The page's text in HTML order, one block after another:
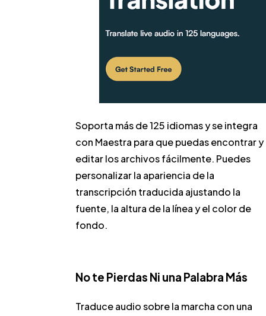
Soporta más de 125 idiomas y se integra
con Maestra para que puedas encontrar y
editar los archivos fácilmente. Puedes
personalizar la apariencia de la
transcripción traducida ajustando la
fuente, la altura de la línea y el color de
fondo.
No te Pierdas Ni una Palabra Más
Traduce audio sobre la marcha con una